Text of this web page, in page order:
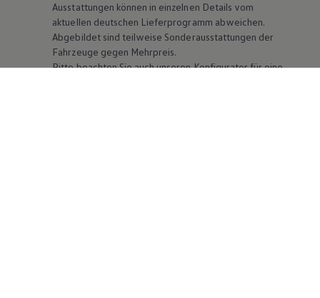
Ausstattungen können in einzelnen Details vom
aktuellen deutschen Lieferprogramm abweichen.
Abgebildet sind teilweise Sonderausstattungen der
Fahrzeuge gegen Mehrpreis.
Bitte beachten Sie auch unseren Konfigurator für eine